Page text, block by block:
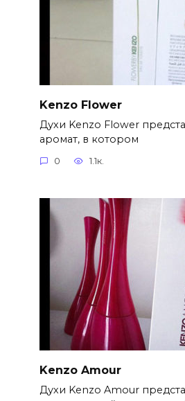
Kenzo Flower
Духи Kenzo Flower
аромат, в котором
0 1.1к.
Kenzo Amour
Духи Kenzo Amour